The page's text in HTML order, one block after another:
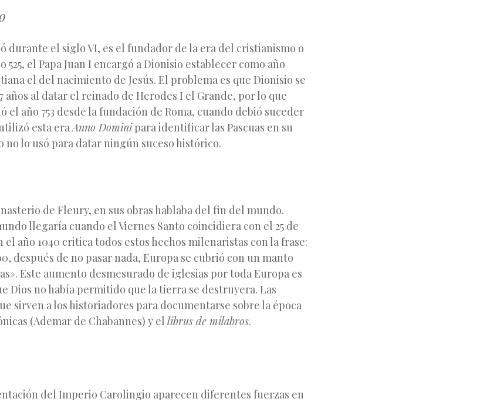
durante el siglo VI, es el fundador de la era del cristianismo o
525, el Papa Juan I encargó a Dionisio establecer como año
el del nacimiento de Jesús. El problema es que Dionisio se
años al datar el reinado de Herodes I el Grande, por lo que
el año 753 desde la fundación de Roma, cuando debió suceder
esta eraAnno Dominipara identificar las Pascuas en su
no lo usó para datar ningún suceso histórico.
de Fleury, en sus obras hablaba del fin del mundo.
llegaría cuando el Viernes Santo coincidiera con el 25 de
el año 1040 critica todos estos hechos milenaristas con la frase:
después de no pasar nada, Europa se cubrió con un manto
Este aumento desmesurado de iglesias por toda Europa es
Dios no había permitido que la tierra se destruyera. Las
sirven a los historiadores para documentarse sobre la época
(Ademar de Chabannes) y el librus de milabros.
del Imperio Carolingio aparecen diferentes fuerzas en